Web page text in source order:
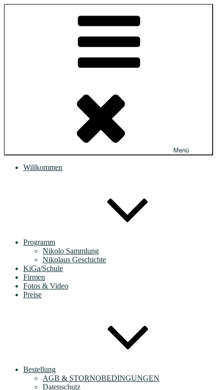
Zum
Menü
Willkommen
Programm
Nikolo Sammlung
Nikolaus Geschichte
KiGa/Schule
Firmen
Fotos & Video
Preise
Bestellung
AGB & STORNOBEDINGUNGEN
Datenschutz